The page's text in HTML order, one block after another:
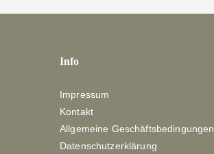
Info
Impressum
Kontakt
Allgemeine Geschäftsbedingungen
Datenschutzerklärung